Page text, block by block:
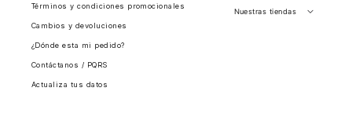
Términos y condiciones promocionales
Cambios y devoluciones
¿Dónde esta mi pedido?
Contáctanos / PQRS
Actualiza tus datos
Perú
Nuestras tiendas